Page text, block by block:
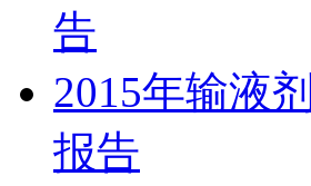
告
2015年输液
报告